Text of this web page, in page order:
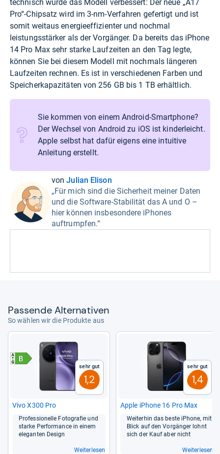
technisch wurde das Modell verbessert: Der neue „A17
Pro“-Chipsatz wird im 3-nm-Verfahren gefertigt und ist
somit weitaus energieeffizienter und nochmal
leistungsstärker als der Vorgänger. Da bereits das iPhone
14 Pro Max sehr starke Laufzeiten an den Tag legte,
können Sie bei diesem Modell mit nochmals längeren
Laufzeiten rechnen. Es ist in verschiedenen Farben und
Speicherkapazitäten von 256 GB bis 1 TB erhältlich.
Sie kommen von einem Android-Smartphone?
Der Wechsel von Android zu iOS ist kinderleicht.
Apple selbst hat dafür eigens eine intuitive
Anleitung erstellt.
vonJulian Elison
„Für mich sind die Sicherheit meiner Daten
und die Software-Stabilität das A und O –
hier können insbesondere iPhones
auftrumpfen.“
Pas­sende Alter­na­ti­ven
So wählen wir die Produkte aus
Sehr gut
1,2
Vivo X300 Pro
Pro­fes­sio­nelle Foto­gra­fie und
starke Per­for­mance in einem
ele­gan­ten Design
Weiterlesen
Sehr gut
1,4
Apple iPhone 16 Pro Max
Wei­ter­hin das beste iPhone, mit
Blick auf den Vor­gän­ger lohnt
sich der Kauf aber nicht
Weiterlesen